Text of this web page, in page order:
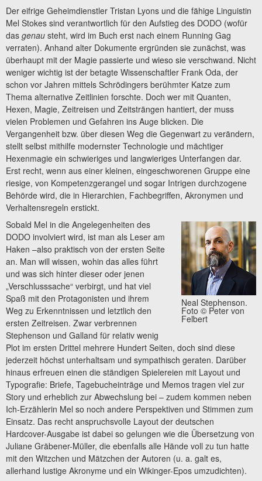
Der eifrige Geheimdienstler Tristan Lyons und die fähige Linguistin
Mel Stokes sind verantwortlich für den Aufstieg des DODO (wofür
das genau steht, wird im Buch erst nach einem Running Gag
verraten). Anhand alter Dokumente ergründen sie zunächst, was
überhaupt mit der Magie passierte und wieso sie verschwand. Nicht
weniger wichtig ist der betagte Wissenschaftler Frank Oda, der
schon vor Jahren mittels Schrödingers berühmter Katze zum
Thema alternative Zeitlinien forschte. Doch wer mit Quanten,
Hexen, Magie, Zeitreisen und Zeitsträngen hantiert, der muss
vielen Problemen und Gefahren ins Auge blicken. Die
Vergangenheit bzw. über diesen Weg die Gegenwart zu verändern,
stellt selbst mithilfe modernster Technologie und mächtiger
Hexenmagie ein schwieriges und langwieriges Unterfangen dar.
Erst recht, wenn aus einer kleinen, eingeschworenen Gruppe eine
riesige, von Kompetenzgerangel und sogar Intrigen durchzogene
Behörde wird, die in Hierarchien, Fachbegriffen, Akronymen und
Verhaltensregeln erstickt.
Neal Stephenson.
Foto © Peter von
Felbert
Sobald Mel in die Angelegenheiten des
DODO involviert wird, ist man als Leser am
Haken –also praktisch von der ersten Seite
an. Man will wissen, wohin das alles führt
und was sich hinter dieser oder jenen
„Verschlusssache“ verbirgt, und hat viel
Spaß mit den Protagonisten und ihrem
Weg zu Erkenntnissen und letztlich den
ersten Zeitreisen. Zwar verbrennen
Stephenson und Galland für relativ wenig
Plot im ersten Drittel mehrere Hundert Seiten, doch sind diese
jederzeit höchst unterhaltsam und sympathisch geraten. Darüber
hinaus erfreuen einen die ständigen Spielereien mit Layout und
Typografie: Briefe, Tagebucheinträge und Memos tragen viel zur
Story und erheblich zur Abwechslung bei – zudem kommen neben
Ich-Erzählerin Mel so noch andere Perspektiven und Stimmen zum
Einsatz. Das recht anspruchsvolle Layout der deutschen
Hardcover-Ausgabe ist dabei so gelungen wie die Übersetzung von
Juliane Gräbener-Müller, die ebenfalls alle Hände voll zu tun hatte
mit den Witzchen und Mätzchen der Autoren (u. a. galt es,
allerhand lustige Akronyme und ein Wikinger-Epos umzudichten).